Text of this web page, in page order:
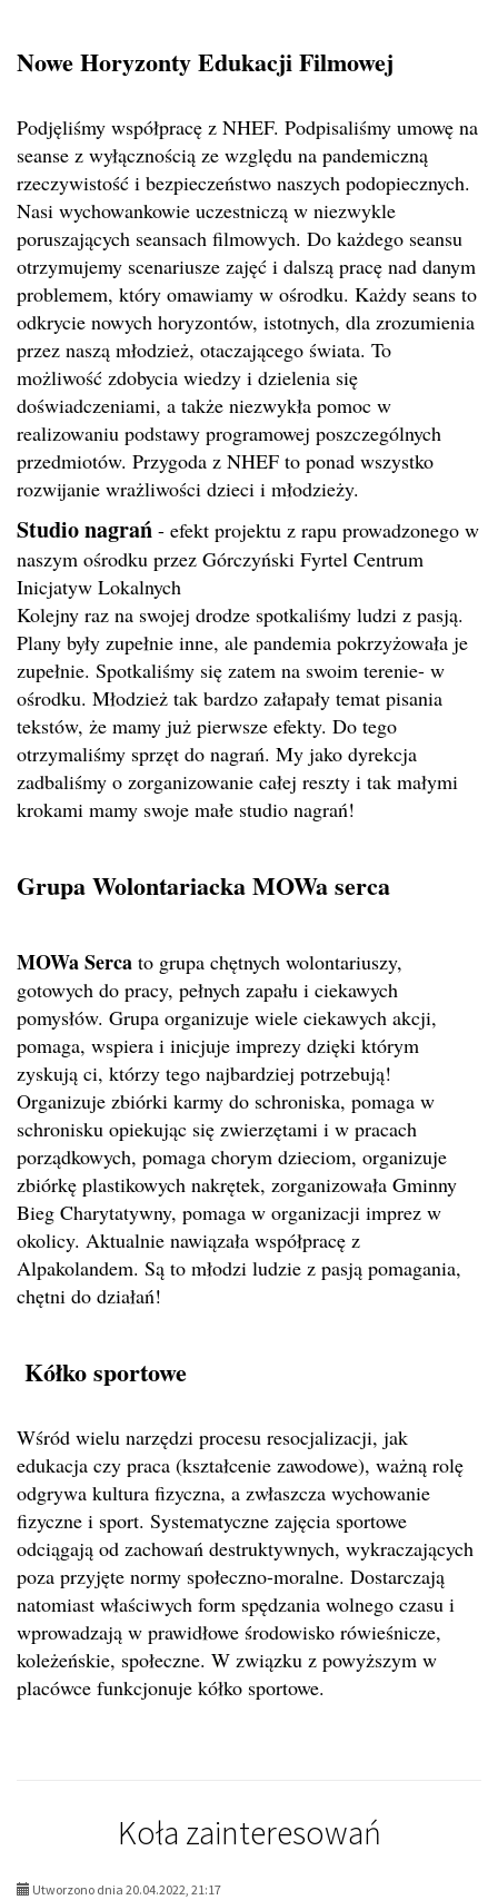
Nowe Horyzonty Edukacji Filmowej
Podjęliśmy współpracę z NHEF. Podpisaliśmy umowę na
seanse z wyłącznością ze względu na pandemiczną
rzeczywistość i bezpieczeństwo naszych podopiecznych.
Nasi wychowankowie uczestniczą w niezwykle
poruszających seansach filmowych. Do każdego seansu
otrzymujemy scenariusze zajęć i dalszą pracę nad danym
problemem, który omawiamy w ośrodku. Każdy seans to
odkrycie nowych horyzontów, istotnych, dla zrozumienia
przez naszą młodzież, otaczającego świata. To
możliwość zdobycia wiedzy i dzielenia się
doświadczeniami, a także niezwykła pomoc w
realizowaniu podstawy programowej poszczególnych
przedmiotów. Przygoda z NHEF to ponad wszystko
rozwijanie wrażliwości dzieci i młodzieży.
Studio nagrań - efekt projektu z rapu prowadzonego w
naszym ośrodku przez Górczyński Fyrtel Centrum
Inicjatyw Lokalnych
Kolejny raz na swojej drodze spotkaliśmy ludzi z pasją.
Plany były zupełnie inne, ale pandemia pokrzyżowała je
zupełnie. Spotkaliśmy się zatem na swoim terenie- w
ośrodku. Młodzież tak bardzo załapały temat pisania
tekstów, że mamy już pierwsze efekty. Do tego
otrzymaliśmy sprzęt do nagrań. My jako dyrekcja
zadbaliśmy o zorganizowanie całej reszty i tak małymi
krokami mamy swoje małe studio nagrań!
Grupa Wolontariacka MOWa serca
MOWa Serca to grupa chętnych wolontariuszy,
gotowych do pracy, pełnych zapału i ciekawych
pomysłów. Grupa organizuje wiele ciekawych akcji,
pomaga, wspiera i inicjuje imprezy dzięki którym
zyskują ci, którzy tego najbardziej potrzebują!
Organizuje zbiórki karmy do schroniska, pomaga w
schronisku opiekując się zwierzętami i w pracach
porządkowych, pomaga chorym dzieciom, organizuje
zbiórkę plastikowych nakrętek, zorganizowała Gminny
Bieg Charytatywny, pomaga w organizacji imprez w
okolicy. Aktualnie nawiązała współpracę z
Alpakolandem. Są to młodzi ludzie z pasją pomagania,
chętni do działań!
Kółko sportowe
Wśród wielu narzędzi procesu resocjalizacji, jak
edukacja czy praca (kształcenie zawodowe), ważną rolę
odgrywa kultura fizyczna, a zwłaszcza wychowanie
fizyczne i sport. Systematyczne zajęcia sportowe
odciągają od zachowań destruktywnych, wykraczających
poza przyjęte normy społeczno-moralne. Dostarczają
natomiast właściwych form spędzania wolnego czasu i
wprowadzają w prawidłowe środowisko rówieśnicze,
koleżeńskie, społeczne. W związku z powyższym w
placówce funkcjonuje kółko sportowe.
Koła zainteresowań
Utworzono dnia 20.04.2022, 21:17